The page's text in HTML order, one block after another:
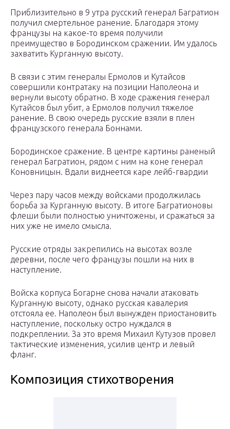
Приблизительно в 9 утра русский генерал Багратион
получил смертельное ранение. Благодаря этому
французы на какое-то время получили
преимущество в Бородинском сражении. Им удалось
захватить Курганную высоту.
В связи с этим генералы Ермолов и Кутайсов
совершили контратаку на позиции Наполеона и
вернули высоту обратно. В ходе сражения генерал
Кутайсов был убит, а Ермолов получил тяжелое
ранение. В свою очередь русские взяли в плен
французского генерала Боннами.
Бородинское сражение. В центре картины раненый
генерал Багратион, рядом с ним на коне генерал
Коновницын. Вдали виднеется каре лейб-гвардии
Через пару часов между войсками продолжилась
борьба за Курганную высоту. В итоге Багратионовы
флеши были полностью уничтожены, и сражаться за
них уже не имело смысла.
Русские отряды закрепились на высотах возле
деревни, после чего французы пошли на них в
наступление.
Войска корпуса Богарне снова начали атаковать
Курганную высоту, однако русская кавалерия
отстояла ее. Наполеон был вынужден приостановить
наступление, поскольку остро нуждался в
подкреплении. За это время Михаил Кутузов провел
тактические изменения, усилив центр и левый
фланг.
Композиция стихотворения